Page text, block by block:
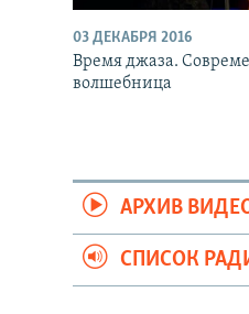
03 ДЕКАБРЯ 2016
Время джаза.
волшебница
АРХИВ
СПИСОК